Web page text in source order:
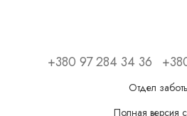
+380 97 284 34 36
Отдел
Полная версия